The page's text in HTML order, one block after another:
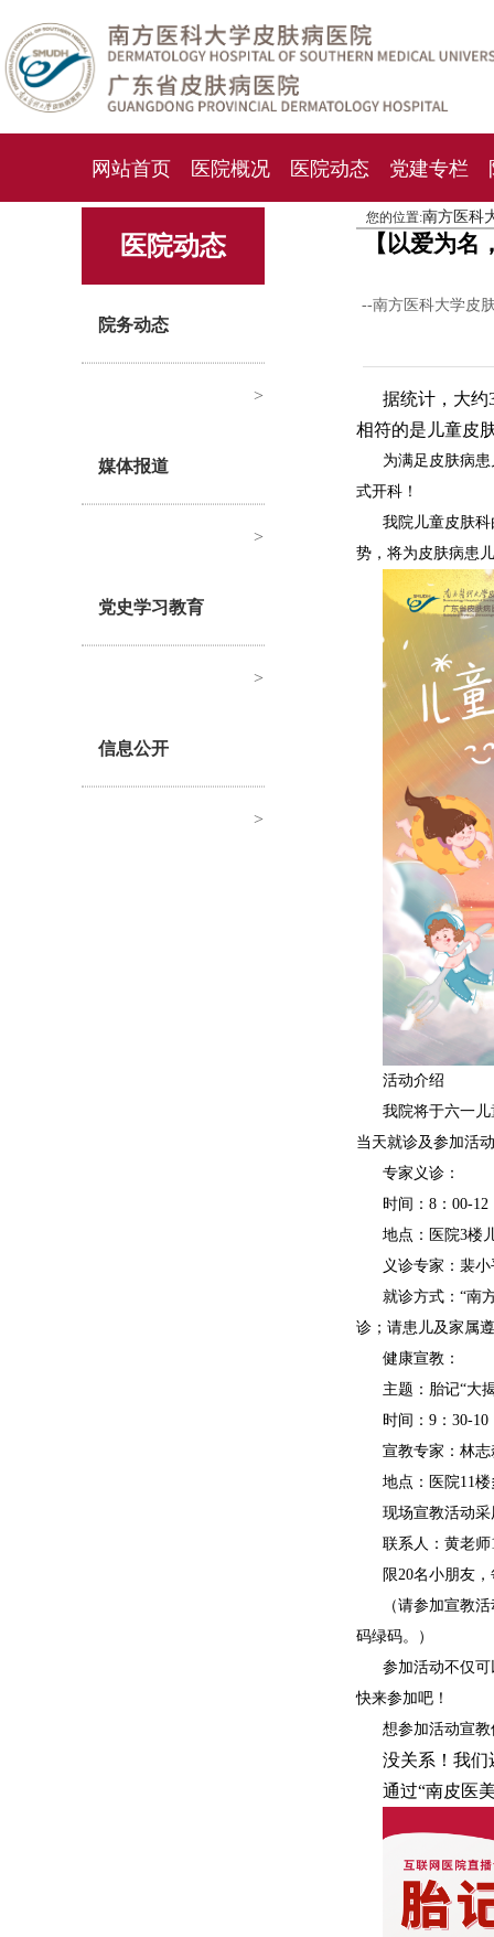
网站首页 医院概况 医院动态 党建专栏
化妆品检测中心 就诊指南 人才
医院动态
院务动态
>
媒体报道
>
党史学习教育
>
信息公开
>
您的位置:南方医科
【以爱为
--南方医科大学皮
据统计，大约
相符的是儿童皮
为满足皮肤病
式开科！
我院儿童皮肤
势，将为皮肤病患
活动介绍
我院将于六一
当天就诊及参加活
专家义诊：
时间：8：00-12
地点：医院3楼
义诊专家：裴
就诊方式：“南
诊；请患儿及家属
健康宣教：
主题：胎记“大
时间：9：30-10
宣教专家：林
地点：医院11
现场宣教活动
联系人：黄老师
限20名小朋友
（请参加宣教
码绿码。）
参加活动不仅
快来参加吧！
想参加活动宣
没关系！我
通过“南皮医